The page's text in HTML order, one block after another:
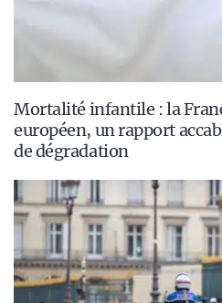
Mortalité infantile : la
européen, un rapport
de dégradation